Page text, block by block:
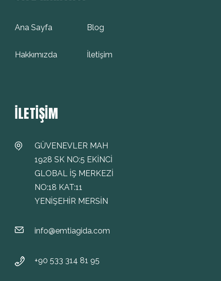
Ana Sayfa
Hakkımızda
Blog
İletişim
İLETIŞIM
GÜVENEVLER MAH
1928 SK NO:5 EKİNCİ
GLOBAL İŞ MERKEZİ
NO:18 KAT:11
YENİŞEHİR MERSİN
info@emtiagida.com
+90 533 314 81 95